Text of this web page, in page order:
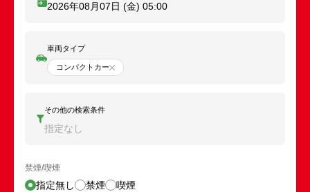
2026年08月07日 (金) 05:00
車両タイプ
コンパクトカー
その他の検索条件
指定なし
禁煙/喫煙
指定無し 禁煙 喫煙